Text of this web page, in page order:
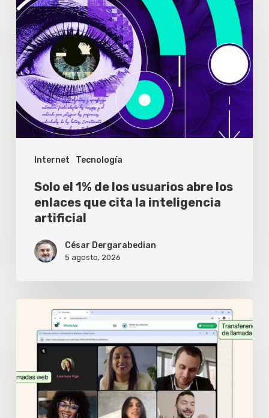
Internet Tecnología
el
1%
de
los
usuarios
abre
los
enlaces
inteligencia
artificial
Solo el 1% de los usuarios abre los
enlaces que cita la inteligencia
artificial
César Dergarabedian
5 agosto, 2026
WhatsApp
hacer
videollamadas